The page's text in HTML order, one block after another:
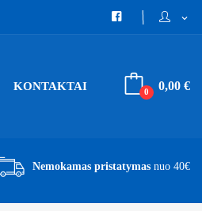
expand_more
KONTAKTAI 0,00 €
0
Nemokamas pristatymas nuo 40€